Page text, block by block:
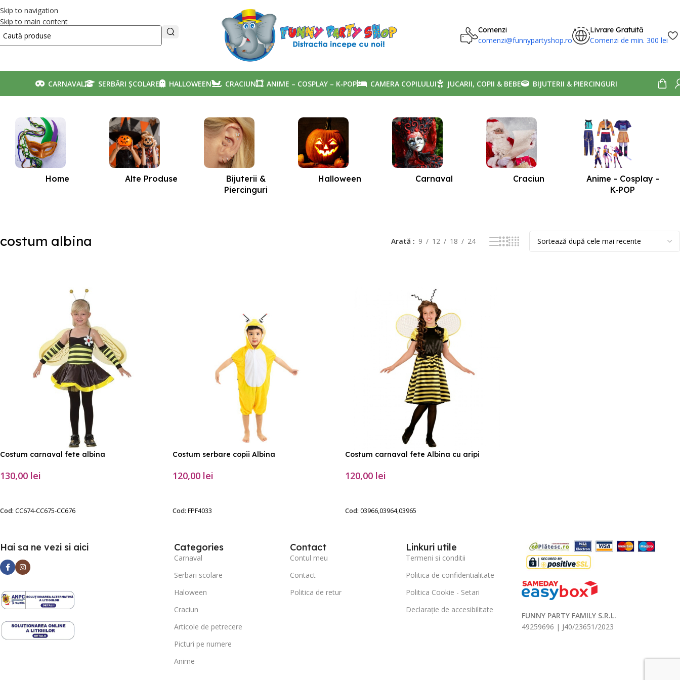
Skip to navigation
Skip to main content
Comenzi
comenzi@funnypartyshop.ro
Livrare Gratuită
Comenzi de min. 300 lei
CARNAVAL SERBĂRI ȘCOLARE HALLOWEEN CRACIUN ANIME – COSPLAY – K‑POP CAMERA COPILULUI JUCARII, COPII & BEBE
BIJUTERII & PIERCINGURI
Produse etichetate „costum albina” Afișez toate cele 3 rezultate
Home Alte Produse
Bijuterii &
Piercinguri
Halloween Carnaval Craciun
Anime - Cosplay -
K‑POP
costum albina Arată 9 12 18 24
Costum carnaval fete albina
130,00 lei
Cod: CC674-CC675-CC676
Costum serbare copii Albina
120,00 lei
Cod: FPF4033
Costum carnaval fete Albina cu aripi
120,00 lei
Cod: 03966,03964,03965
Hai sa ne vezi si aici Categories
Carnaval
Serbari scolare
Haloween
Craciun
Articole de petrecere
Picturi pe numere
Anime
Contact
Contul meu
Contact
Politica de retur
Linkuri utile
Termeni si conditii
Politica de confidentialitate
Politica Cookie - Setari
Declarație de accesibilitate
FUNNY PARTY FAMILY S.R.L.
49259696 | J40/23651/2023